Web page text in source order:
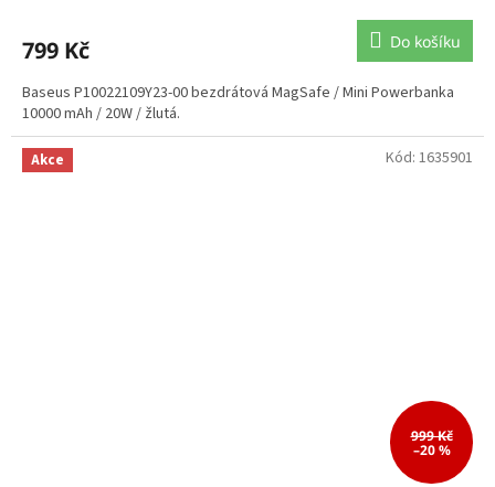
799 Kč Do košíku
Baseus P10022109Y23-00 bezdrátová MagSafe / Mini Powerbanka
10000 mAh / 20W / žlutá.
Akce
999 Kč
–20 %
Kód: 1635901